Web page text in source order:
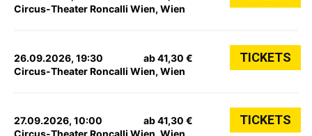
Circus-Theater Roncalli Wien, Wien
26.09.2026, 19:30
Circus-Theater Roncalli Wien, Wien
ab 41,30 € TICKETS
27.09.2026, 10:00
Circus-Theater Roncalli Wien, Wien
ab 41,30 € TICKETS